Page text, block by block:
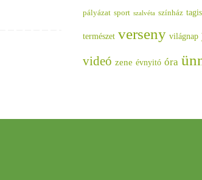
pályázat sport szalvéta színház
természet verseny világnap
videó zene évnyitó óra